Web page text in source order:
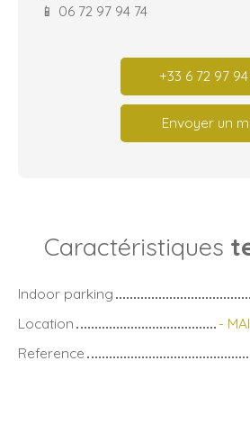
📱 06 72 97 94 74
+33 6 72 97
Envoyer un
Caractéristiques
Indoor parking
Location
-
Reference